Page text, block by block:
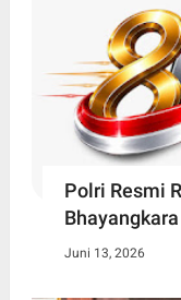
Polri Resmi
Juni 13, 2026